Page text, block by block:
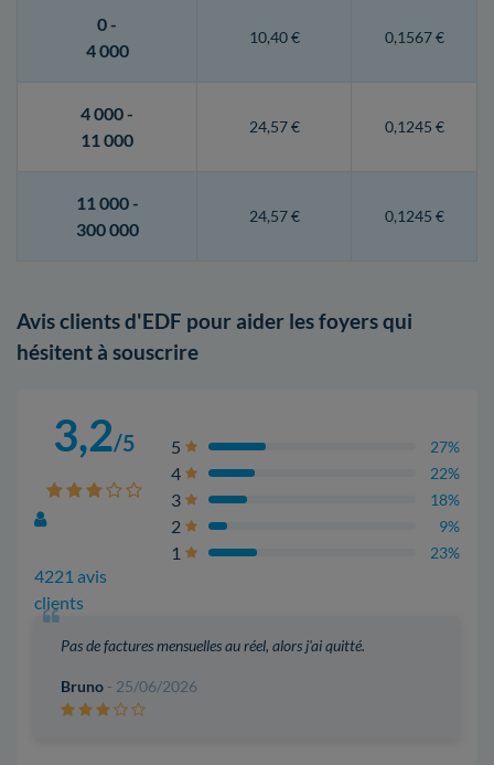
0 -
4 000
10,40 € 0,1567 €
4 000 -
11 000
24,57 € 0,1245 €
11 000 -
300 000
24,57 € 0,1245 €
Avis clients d'EDF pour aider les foyers qui
hésitent à souscrire
3,2/5
4221 avis
clients
5 27%
4 22%
3 18%
2 9%
1 23%
Pas de factures mensuelles au réel, alors j'ai quitté.
Bruno - 25/06/2026